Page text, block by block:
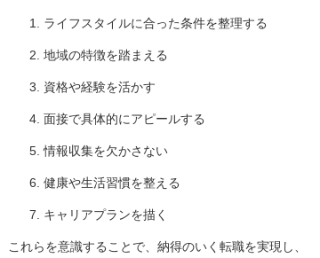
ライフスタイルに合った条件を整理する
地域の特徴を踏まえる
資格や経験を活かす
面接で具体的にアピールする
情報収集を欠かさない
健康や生活習慣を整える
キャリアプランを描く
これらを意識することで、納得のいく転職を実現し、